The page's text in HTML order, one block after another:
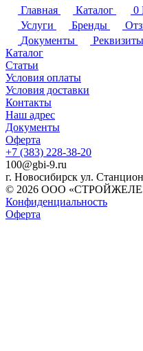
Главная
Каталог 0
Услуги
Бренды
Документы
Реквизиты
Каталог
Статьи
Условия оплаты
Условия доставки
Контакты
Наш адрес
Документы
Оферта
+7 (383) 228-38-20
100@gbi-9.ru
г. Новосибирск ул.
© 2026 ООО
Конфиденциальность
Оферта